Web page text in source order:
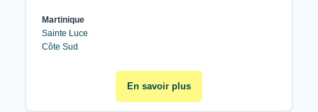
Martinique
Sainte Luce
Côte Sud
En savoir plus